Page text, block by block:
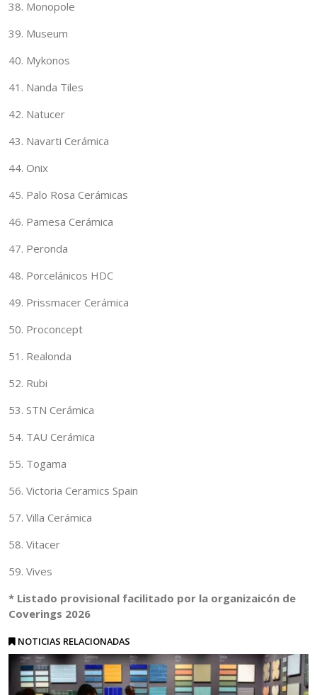
38. Monopole
39. Museum
40. Mykonos
41. Nanda Tiles
42. Natucer
43. Navarti Cerámica
44. Onix
45. Palo Rosa Cerámicas
46. Pamesa Cerámica
47. Peronda
48. Porcelánicos HDC
49. Prissmacer Cerámica
50. Proconcept
51. Realonda
52. Rubi
53. STN Cerámica
54. TAU Cerámica
55. Togama
56. Victoria Ceramics Spain
57. Villa Cerámica
58. Vitacer
59. Vives
* Listado provisional facilitado por la organizaicón de
Coverings 2026
NOTICIAS RELACIONADAS